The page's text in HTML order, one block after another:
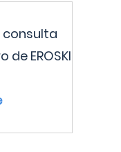
consulta
EROSKI